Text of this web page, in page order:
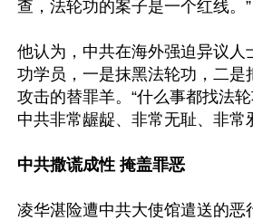
查，法轮功的案子是一个红线。”
他认为，中共在海外强迫异议人
功学员，一是抹黑法轮功，二是
攻击的替罪羊。“什么事都找法
中共非常龌龊、非常无耻、非常
中共撒谎成性 掩盖罪恶
凌华湛险遭中共大使馆遣送的恶